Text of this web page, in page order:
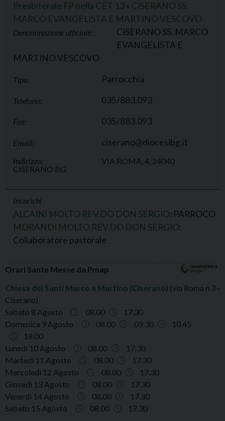
Presbiterale FP nella CET 13» CISERANO SS.
MARCO EVANGELISTA E MARTINO VESCOVO
Denominazione ufficiale:
CISERANO SS. MARCO
EVANGELISTA E
MARTINO VESCOVO
Tipo: Parrocchia
Telefono: 035/883.093
Fax: 035/883.093
Email: ciserano@diocesibg.it
Indirizzo:
VIA ROMA, 4, 24040
CISERANO BG
Incarichi
ALCAINI MOLTO REV.DO DON SERGIO: PARROCO
MORANDI MOLTO REV.DO DON SERGIO:
Collaboratore pastorale
Orari Sante Messe da Pmap
Chiesa dei Santi Marco e Martino (Ciserano) (via Roma n.3 -
Ciserano)
Sabato 8 Agosto
08.00
17.30
Domenica 9 Agosto
08.00 09.30
10.45
18.00
Lunedì 10 Agosto
08.00
17.30
Martedì 11 Agosto
08.00
17.30
Mercoledì 12 Agosto
08.00
17.30
Giovedì 13 Agosto
08.00
17.30
Venerdì 14 Agosto
08.00
17.30
Sabato 15 Agosto
08.00
17.30